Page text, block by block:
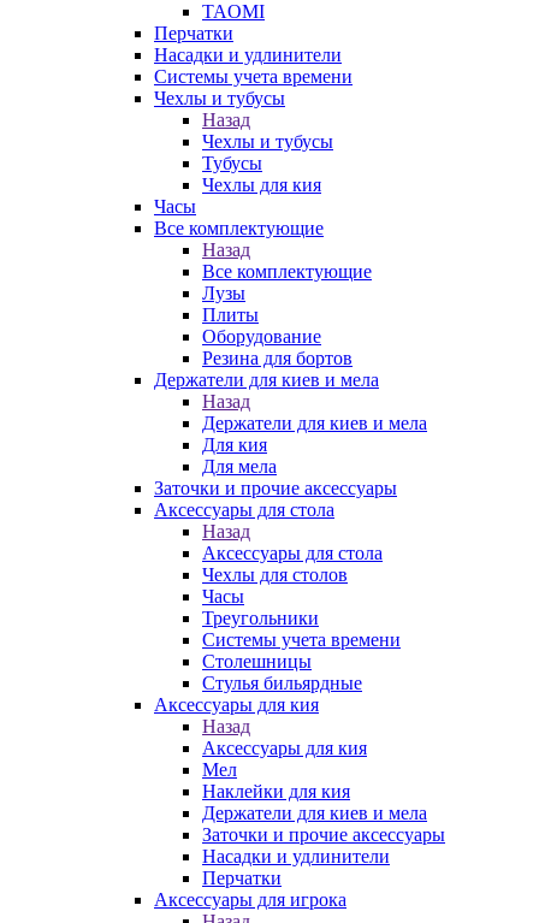
TAOMI
Перчатки
Насадки и удлинители
Системы учета времени
Чехлы и тубусы
Назад
Чехлы и тубусы
Тубусы
Чехлы для кия
Часы
Все комплектующие
Назад
Все комплектующие
Лузы
Плиты
Оборудование
Резина для бортов
Держатели для киев и мела
Назад
Держатели для киев и мела
Для кия
Для мела
Заточки и прочие аксессуары
Аксессуары для стола
Назад
Аксессуары для стола
Чехлы для столов
Часы
Треугольники
Системы учета времени
Столешницы
Стулья бильярдные
Аксессуары для кия
Назад
Аксессуары для кия
Мел
Наклейки для кия
Держатели для киев и мела
Заточки и прочие аксессуары
Насадки и удлинители
Перчатки
Аксессуары для игрока